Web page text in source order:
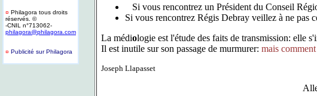
¤ Philagora tous droits
réservés. ©
-CNIL n°713062-
philagora@philagora.com
¤ Publicité sur Philagora
Si vous rencontrez un Président du Conseil
Si vous rencontrez Régis Debray veillez à ne pas
La médiologie est l'étude des faits de transmission: elle
Il est inutile sur son passage de murmurer: mais
Joseph Llapasset